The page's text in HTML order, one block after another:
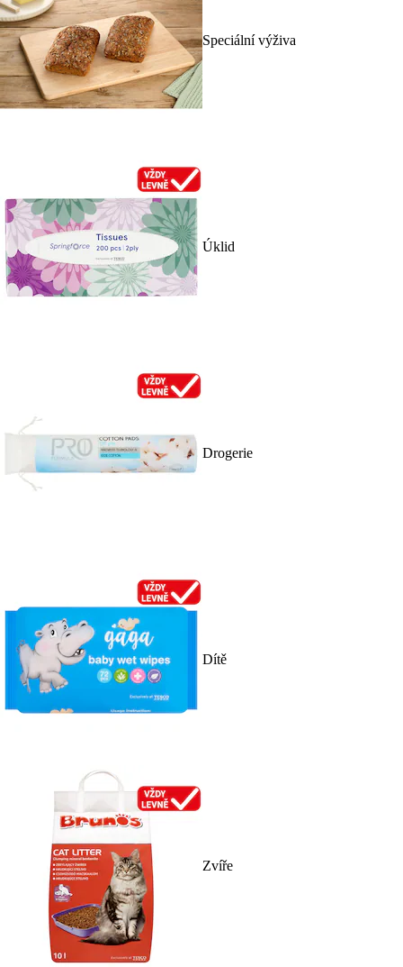
Speciální výživa
Úklid
Drogerie
Dítě
Zvíře